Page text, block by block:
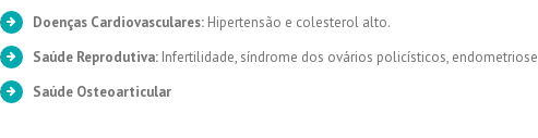
Doenças Cardiovasculares: Hipertensão e colesterol alto.
Saúde Reprodutiva: Infertilidade, síndrome dos ovários policísticos, endometriose
Saúde Osteoarticular